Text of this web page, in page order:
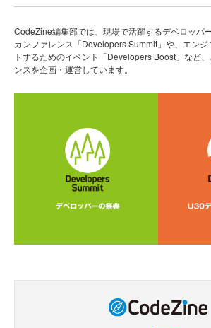
CodeZine編集部では、現場で活躍するデベロッパ
カンファレンス「Developers Summit」や、エンジ
トするためのイベント「Developers Boost」など
ンスを企画・運営しています。